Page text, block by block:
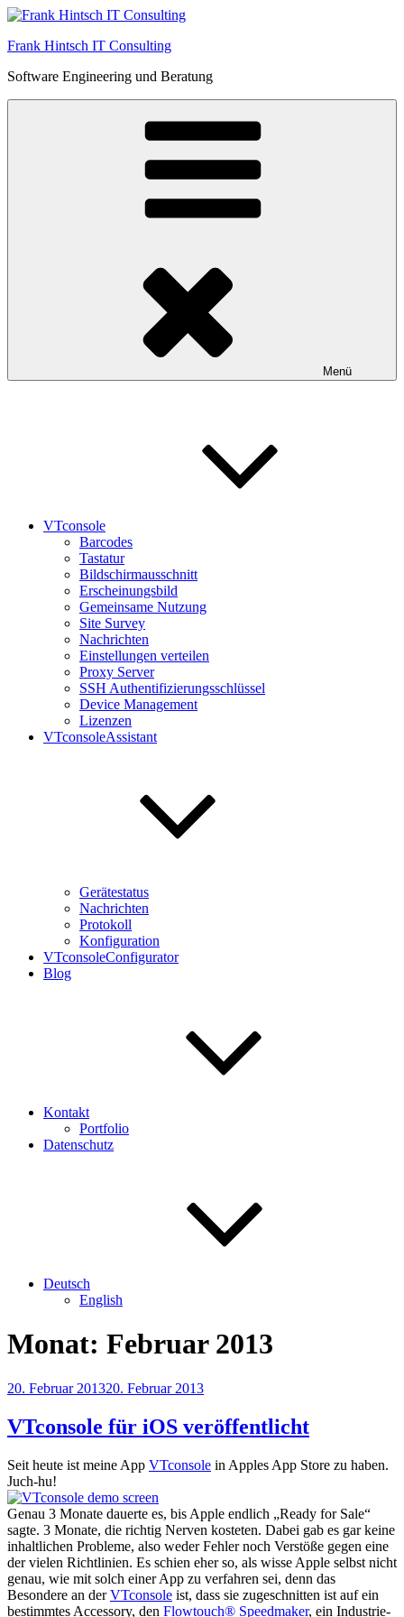
Zum
springen
Frank Hintsch IT Consulting
Software Engineering und Beratung
Menü
VTconsole
Barcodes
Tastatur
Bildschirmausschnitt
Erscheinungsbild
Gemeinsame Nutzung
Site Survey
Nachrichten
Einstellungen verteilen
Proxy Server
SSH Authentifizierungsschlüssel
Device Management
Lizenzen
VTconsoleAssistant
Gerätestatus
Nachrichten
Protokoll
Konfiguration
VTconsoleConfigurator
Blog
Kontakt
Portfolio
Datenschutz
Deutsch
English
Monat: Februar 2013
Veröffentlicht
20. Februar 201320. Februar 2013
VTconsole für iOS veröffentlicht
Seit heute ist meine App VTconsole in Apples App Store zu haben.
Juch-hu!
Genau 3 Monate dauerte es, bis Apple endlich „Ready for Sale“
sagte. 3 Monate, die richtig Nerven kosteten. Dabei gab es gar keine
inhaltlichen Probleme, also weder Fehler noch Verstöße gegen eine
der vielen Richtlinien. Es schien eher so, als wisse Apple selbst nicht
genau, wie mit solch einer App zu verfahren sei, denn das
Besondere an derVTconsole ist, dass sie zugeschnitten ist auf ein
bestimmtes Accessory, den Flowtouch® Speedmaker, ein Industrie-